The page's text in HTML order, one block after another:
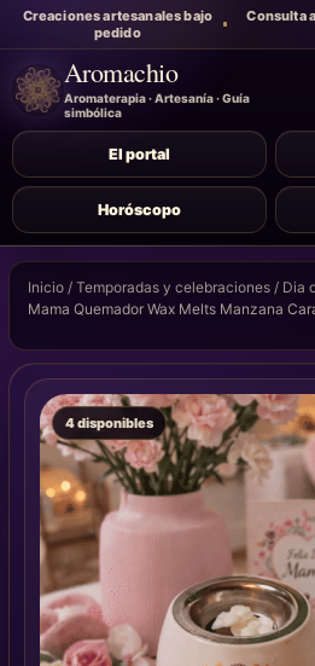
Creaciones artesanales bajo
pedido
Consulta
Aromachio
Aromaterapia · Artesanía · Guía
simbólica
El portal
Horóscopo
Inicio / Temporadas y celebraciones / Dia
Mama Quemador Wax Melts Manzana
4 disponibles